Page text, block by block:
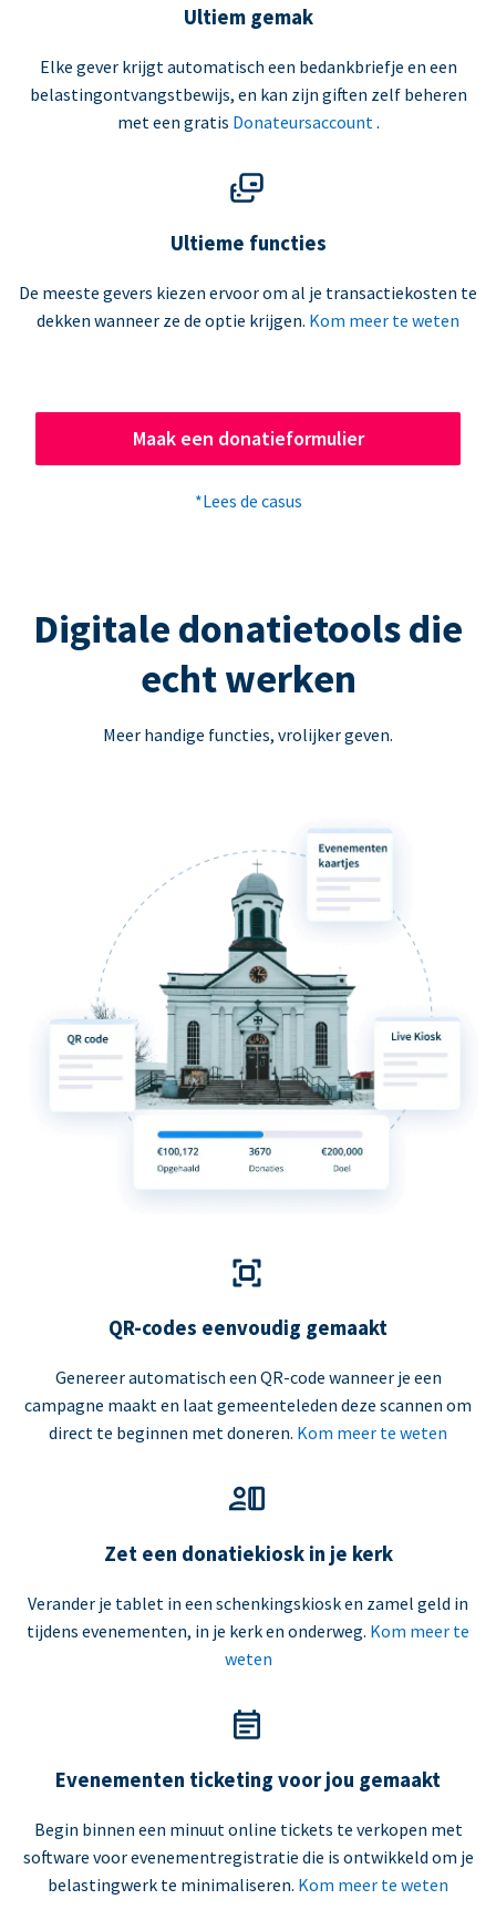
Ultiem gemak
Elke gever krijgt automatisch een bedankbriefje en een
belastingontvangstbewijs, en kan zijn giften zelf beheren
met een gratis Donateursaccount.
Ultieme functies
De meeste gevers kiezen ervoor om al je transactiekosten te
dekken wanneer ze de optie krijgen. Kom meer te weten
Maak een donatieformulier
*Lees de casus
Digitale donatietools die
echt werken
Meer handige functies, vrolijker geven.
QR-codes eenvoudig gemaakt
Genereer automatisch een QR-code wanneer je een
campagne maakt en laat gemeenteleden deze scannen om
direct te beginnen met doneren. Kom meer te weten
Zet een donatiekiosk in je kerk
Verander je tablet in een schenkingskiosk en zamel geld in
tijdens evenementen, in je kerk en onderweg. Kom meer te
weten
Evenementen ticketing voor jou gemaakt
Begin binnen een minuut online tickets te verkopen met
software voor evenementregistratie die is ontwikkeld om je
belastingwerk te minimaliseren. Kom meer te weten